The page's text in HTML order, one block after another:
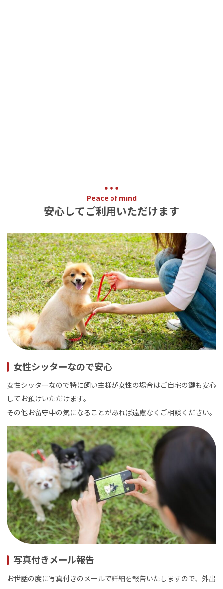
Peace of mind
安心してご利用いただけます
女性シッターなので安心
女性シッターなので特に飼い主様が女性の場合はご自宅の鍵も安心
してお預けいただけます。
その他お留守中の気になることがあれば遠慮なくご相談ください。
写真付きメール報告
お世話の度に写真付きのメールで詳細を報告いたしますので、外出